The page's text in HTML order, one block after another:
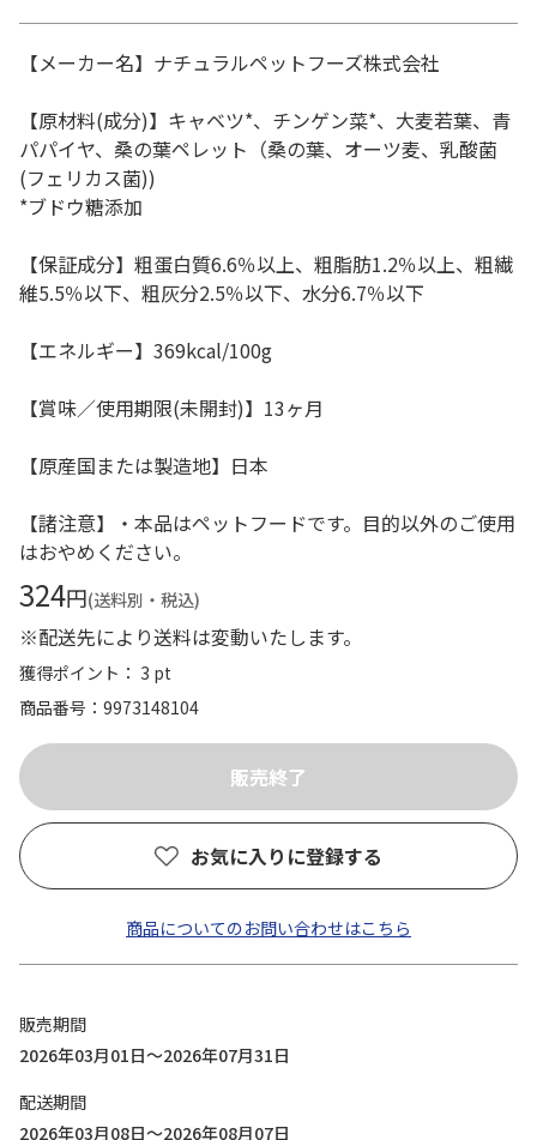
【メーカー名】ナチュラルペットフーズ株式会社
【原材料(成分)】キャベツ*、チンゲン菜*、大麦若葉、青
パパイヤ、桑の葉ペレット（桑の葉、オーツ麦、乳酸菌
(フェリカス菌))
*ブドウ糖添加
【保証成分】粗蛋白質6.6％以上、粗脂肪1.2％以上、粗繊
維5.5％以下、粗灰分2.5％以下、水分6.7％以下
【エネルギー】369kcal/100g
【賞味／使用期限(未開封)】13ヶ月
【原産国または製造地】日本
【諸注意】・本品はペットフードです。目的以外のご使用
はおやめください。
324円(送料別・税込)
※配送先により送料は変動いたします。
獲得ポイント： 3 pt
商品番号
9973148104
お気に入りに登録する
商品についてのお問い合わせはこちら
販売期間
2026年03月01日～2026年07月31日
配送期間
2026年03月08日～2026年08月07日